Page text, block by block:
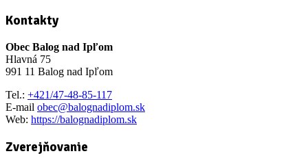
Kontakty
Obec Balog nad Ipľom
Hlavná 75
991 11 Balog nad Ipľom
Tel.: +421/47-48-85-117
E-mail obec@balognadiplom.sk
Web: https://balognadiplom.sk
Zverejňovanie